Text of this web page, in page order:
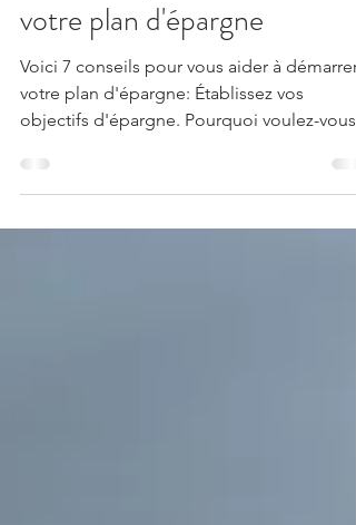
7 conseils pour démarrer
votre plan d'épargne
Voici 7 conseils pour vous aider à démarrer
objectifs d'épargne. Pourquoi voulez-vous
épargner de...